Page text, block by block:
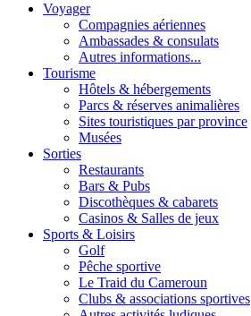
Voyager
Compagnies aériennes
Ambassades & consulats
Autres informations...
Tourisme
Hôtels & hébergements
Parcs & réserves animalières
Sites touristiques par province
Musées
Sorties
Restaurants
Bars & Pubs
Discothèques & cabarets
Casinos & Salles de jeux
Sports & Loisirs
Golf
Pêche sportive
Le Traid du Cameroun
Clubs & associations sportives